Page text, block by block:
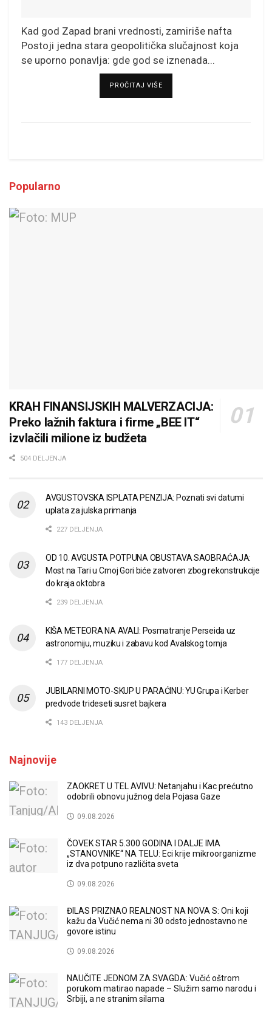
Kad god Zapad brani vrednosti, zamiriše nafta
Postoji jedna stara geopolitička slučajnost koja
se uporno ponavlja: gde god se iznenada...
PROČITAJ VIŠEDETAILS
Popularno
KRAH FINANSIJSKIH MALVERZACIJA:
Preko lažnih faktura i firme „BEE IT“
izvlačili milione iz budžeta
504 DELJENJA
AVGUSTOVSKA ISPLATA PENZIJA: Poznati svi datumi
uplata za julska primanja
227 DELJENJA
OD 10. AVGUSTA POTPUNA OBUSTAVA SAOBRAĆAJA:
Most na Tari u Crnoj Gori biće zatvoren zbog rekonstrukcije
do kraja oktobra
239 DELJENJA
KIŠA METEORA NA AVALI: Posmatranje Perseida uz
astronomiju, muziku i zabavu kod Avalskog tornja
177 DELJENJA
JUBILARNI MOTO-SKUP U PARAĆINU: YU Grupa i Kerber
predvode trideseti susret bajkera
143 DELJENJA
Najnovije
ZAOKRET U TEL AVIVU: Netanjahu i Kac prećutno
odobrili obnovu južnog dela Pojasa Gaze
09.08.2026
ČOVEK STAR 5.300 GODINA I DALJE IMA
„STANOVNIKE“ NA TELU: Eci krije mikroorganizme
iz dva potpuno različita sveta
09.08.2026
ĐILAS PRIZNAO REALNOST NA NOVA S: Oni koji
kažu da Vučić nema ni 30 odsto jednostavno ne
govore istinu
09.08.2026
NAUČITE JEDNOM ZA SVAGDA: Vučić oštrom
porukom matirao napade – Služim samo narodu i
Srbiji, a ne stranim silama